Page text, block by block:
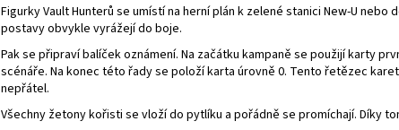
Figurky Vault Hunterů se umístí na herní plán k zelené stanici New-U
postavy obvykle vyrážejí do boje.
Pak se připraví balíček oznámení. Na začátku kampaně se použijí karty
scénáře. Na konec této řady se položí karta úrovně 0. Tento řetězec
nepřátel.
Všechny žetony kořisti se vloží do pytlíku a pořádně se promíchají. Díky